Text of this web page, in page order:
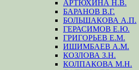
АРТЮХИНА Н.В.
БАРАНОВ В.Г.
БОЛЬШАКОВА А.П.
ГЕРАСИМОВ Е.Ю.
ГРИГОРЬЕВ Е.М.
ИШИМБАЕВ А.М.
КОЗЛОВА З.Н.
КОЛПАКОВА М.Н.